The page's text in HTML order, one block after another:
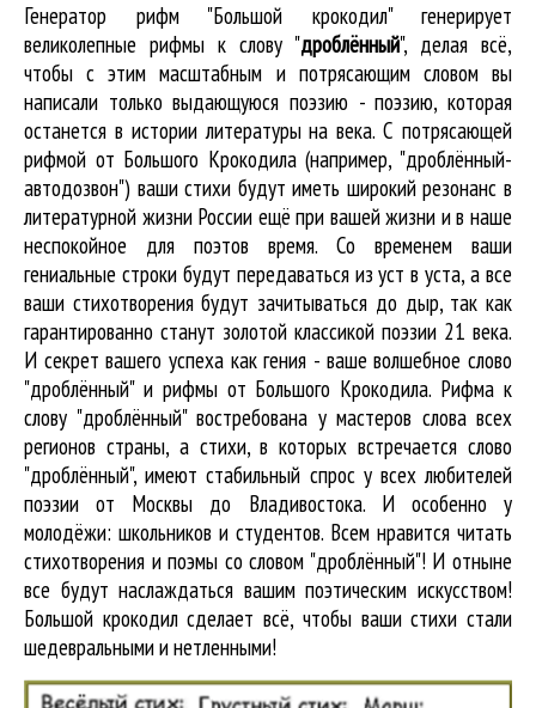
Генератор рифм "Большой крокодил" генерирует
великолепные рифмы к слову "дроблённый", делая всё,
чтобы с этим масштабным и потрясающим словом вы
написали только выдающуюся поэзию - поэзию, которая
останется в истории литературы на века. С потрясающей
рифмой от Большого Крокодила (например, "дроблённый-
автодозвон") ваши стихи будут иметь широкий резонанс в
литературной жизни России ещё при вашей жизни и в наше
неспокойное для поэтов время. Со временем ваши
гениальные строки будут передаваться из уст в уста, а все
ваши стихотворения будут зачитываться до дыр, так как
гарантированно станут золотой классикой поэзии 21 века.
И секрет вашего успеха как гения - ваше волшебное слово
"дроблённый" и рифмы от Большого Крокодила. Рифма к
слову "дроблённый" востребована у мастеров слова всех
регионов страны, а стихи, в которых встречается слово
"дроблённый", имеют стабильный спрос у всех любителей
поэзии от Москвы до Владивостока. И особенно у
молодёжи: школьников и студентов. Всем нравится читать
стихотворения и поэмы со словом "дроблённый"! И отныне
все будут наслаждаться вашим поэтическим искусством!
Большой крокодил cделает всё, чтобы ваши стихи стали
шедевральными и нетленными!